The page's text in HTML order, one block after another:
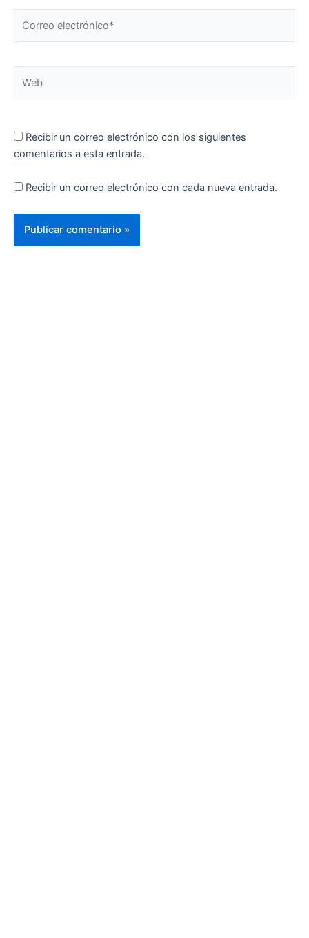
electrónico*
Recibir un correo electrónico con los siguientes
comentarios a esta entrada.
Recibir un correo electrónico con cada nueva entrada.